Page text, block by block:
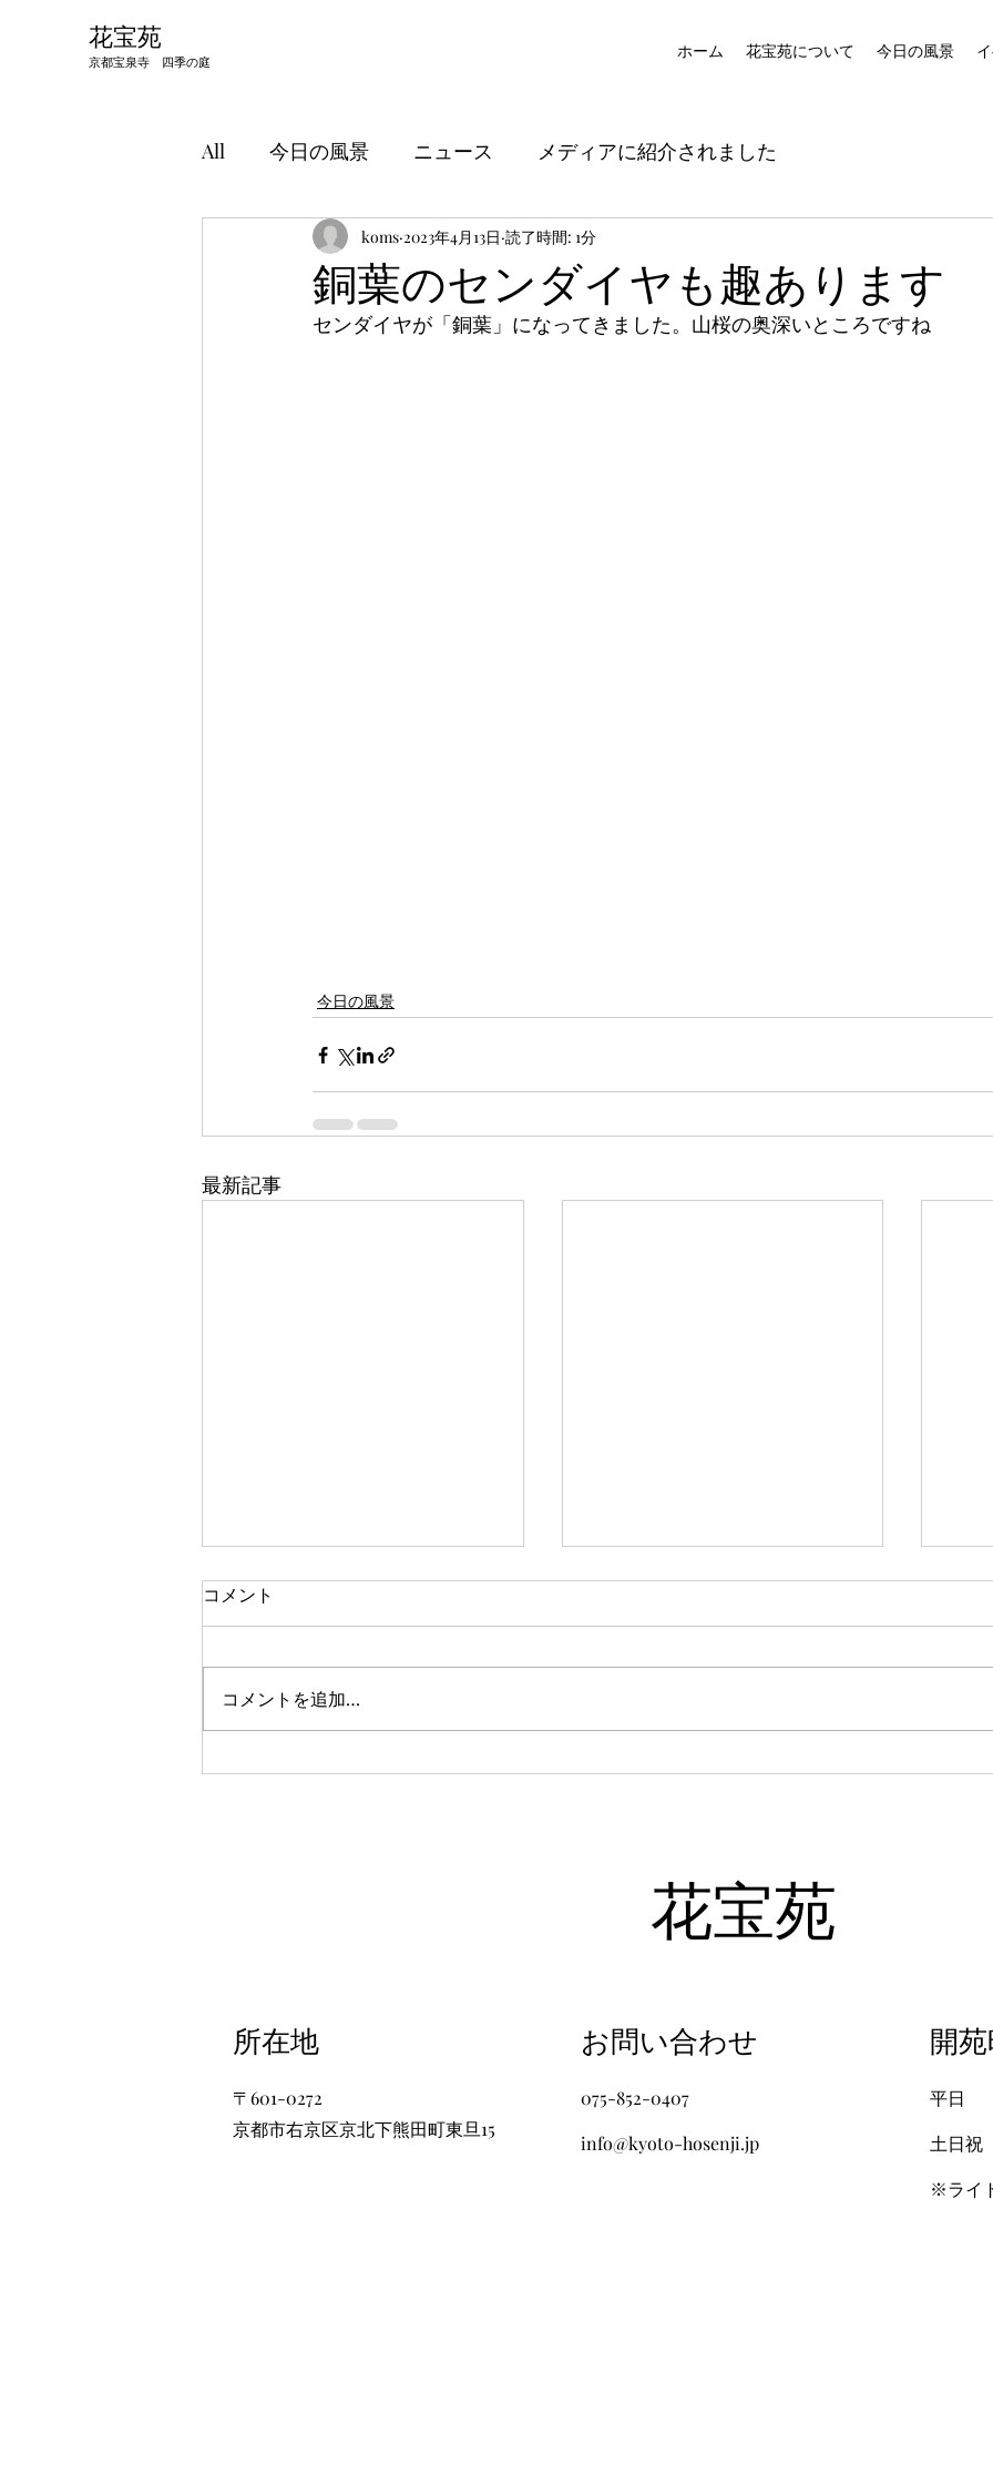
​花宝苑
京都宝泉寺 四季の庭
ホーム 花宝苑について 今日の風景
All 今日の風景 ニュース メディアに紹介されました
銅葉のセンダイヤも趣あります
koms 2023年4月13日 読了時間: 1分
センダイヤが「銅葉」になってきました。山桜の奥深いところですね
今日の風景
最新記事
花宝宛の桜、開花情報
4月13日 今日の花宝宛
花
コメント
コメントを追加…
​花宝苑
​所在地
〒601-0272
京都市右京区京北下熊田町東旦15
​お問い合わせ
075-852-0407
info@kyoto-hosenji.jp
開
​平日
土日祝
​※ライ